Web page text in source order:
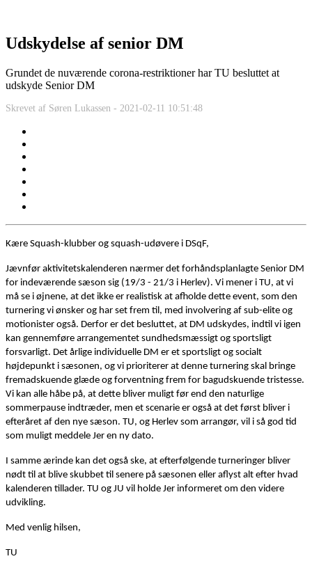
Udskydelse af senior DM
Grundet de nuværende corona-restriktioner har TU besluttet at
udskyde Senior DM
Skrevet af Søren Lukassen - 2021-02-11 10:51:48
Kære Squash-klubber og squash-udøvere i DSqF,
Jævnfør aktivitetskalenderen nærmer det forhåndsplanlagte Senior DM
for indeværende sæson sig (19/3 - 21/3 i Herlev). Vi mener i TU, at vi
må se i øjnene, at det ikke er realistisk at afholde dette event, som den
turnering vi ønsker og har set frem til, med involvering af sub-elite og
motionister også. Derfor er det besluttet, at DM udskydes, indtil vi igen
kan gennemføre arrangementet sundhedsmæssigt og sportsligt
forsvarligt. Det årlige individuelle DM er et sportsligt og socialt
højdepunkt i sæsonen, og vi prioriterer at denne turnering skal bringe
fremadskuende glæde og forventning frem for bagudskuende tristesse.
Vi kan alle håbe på, at dette bliver muligt før end den naturlige
sommerpause indtræder, men et scenarie er også at det først bliver i
efteråret af den nye sæson. TU, og Herlev som arrangør, vil i så god tid
som muligt meddele Jer en ny dato.
I samme ærinde kan det også ske, at efterfølgende turneringer bliver
nødt til at blive skubbet til senere på sæsonen eller aflyst alt efter hvad
kalenderen tillader. TU og JU vil holde Jer informeret om den videre
udvikling.
Med venlig hilsen,
TU